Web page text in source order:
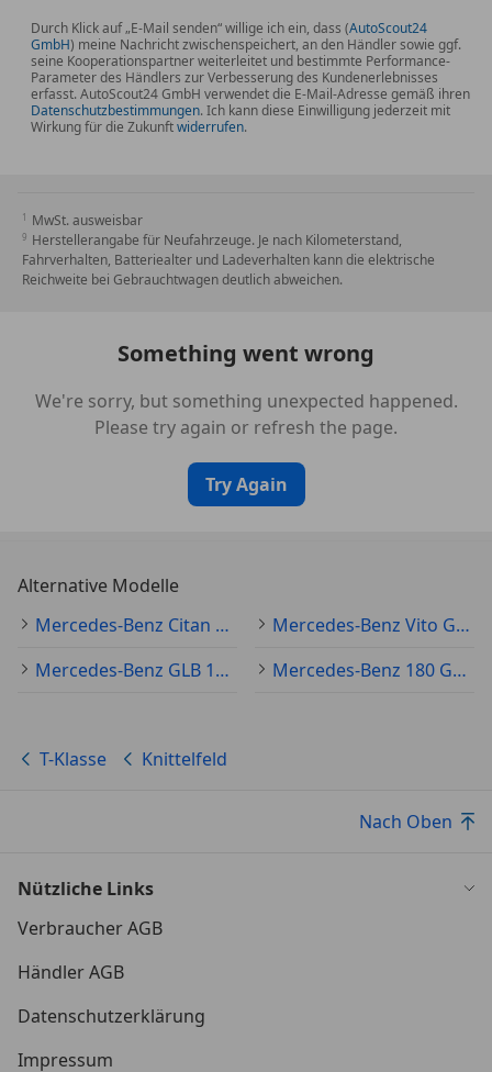
Durch Klick auf „E-Mail senden“ willige ich ein, dass (AutoScout24
GmbH) meine Nachricht zwischenspeichert, an den Händler sowie ggf.
seine Kooperationspartner weiterleitet und bestimmte Performance-
Parameter des Händlers zur Verbesserung des Kundenerlebnisses
erfasst. AutoScout24 GmbH verwendet die E-Mail-Adresse gemäß ihren
Datenschutzbestimmungen. Ich kann diese Einwilligung jederzeit mit
Wirkung für die Zukunftwiderrufen.
MwSt. ausweisbar
Herstellerangabe für Neufahrzeuge. Je nach Kilometerstand,
Fahrverhalten, Batteriealter und Ladeverhalten kann die elektrische
Reichweite bei Gebrauchtwagen deutlich abweichen.
Something went wrong
We're sorry, but something unexpected happened.
Please try again or refresh the page.
Try Again
Alternative Modelle
Mercedes-Benz Citan Gebraucht
Mercedes-Benz Vito Gebraucht
Mercedes-Benz GLB 180 Gebraucht
Mercedes-Benz 180 Gebraucht
T-Klasse Knittelfeld
Nach Oben
Nützliche Links
Verbraucher AGB
Händler AGB
Datenschutzerklärung
Impressum